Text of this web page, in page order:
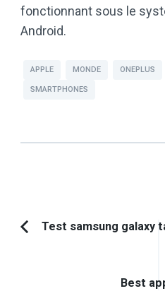
fonctionnant sous le
Android.
APPLE MONDE ONEPLUS
SMARTPHONES
Navigation
Test samsung galaxy
Best